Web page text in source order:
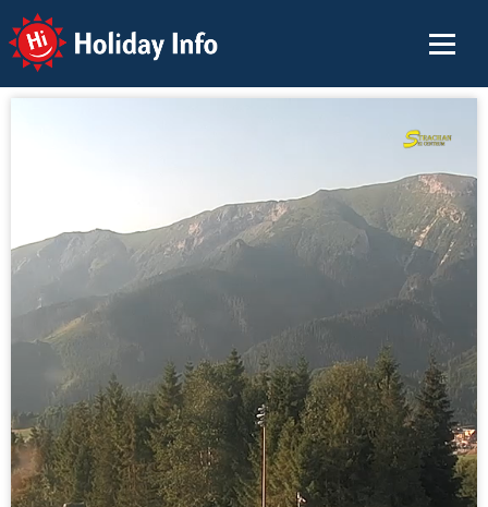
Holiday Info